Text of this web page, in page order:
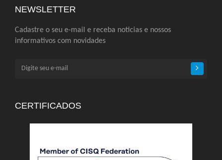
NEWSLETTER
Cadastre o seu e-mail e receba noticias e nossos
informativos com novidades
CERTIFICADOS